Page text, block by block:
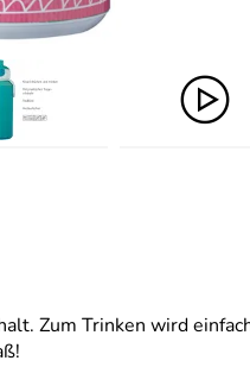
Zum Trinken wird